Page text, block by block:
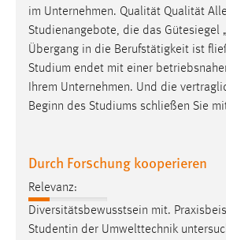
im Unternehmen. Qualität Qualität
Studienangebote, die das Gütesiegel
Übergang in die Berufstätigkeit ist
Studium endet mit einer
Ihrem Unternehmen. Und die
Beginn des Studiums schließen Sie
Durch Forschung kooperieren
Relevanz:
Diversitätsbewusstsein mit.
Studentin der Umwelttechnik